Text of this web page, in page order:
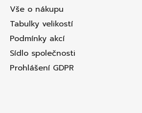
Vše o nákupu
Tabulky velikostí
Podmínky akcí
Sídlo společnosti
Prohlášení GDPR